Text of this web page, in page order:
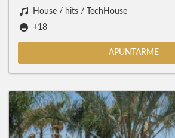
House / hits / TechHouse
+18
APUNTARME